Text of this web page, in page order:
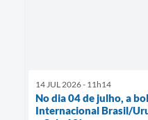
14 JUL 2026 - 11h14
No dia 04 de julho, a
Internacional Brasil/